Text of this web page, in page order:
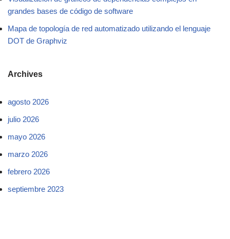
grandes bases de código de software
Mapa de topología de red automatizado utilizando el lenguaje
DOT de Graphviz
Archives
agosto 2026
julio 2026
mayo 2026
marzo 2026
febrero 2026
septiembre 2023